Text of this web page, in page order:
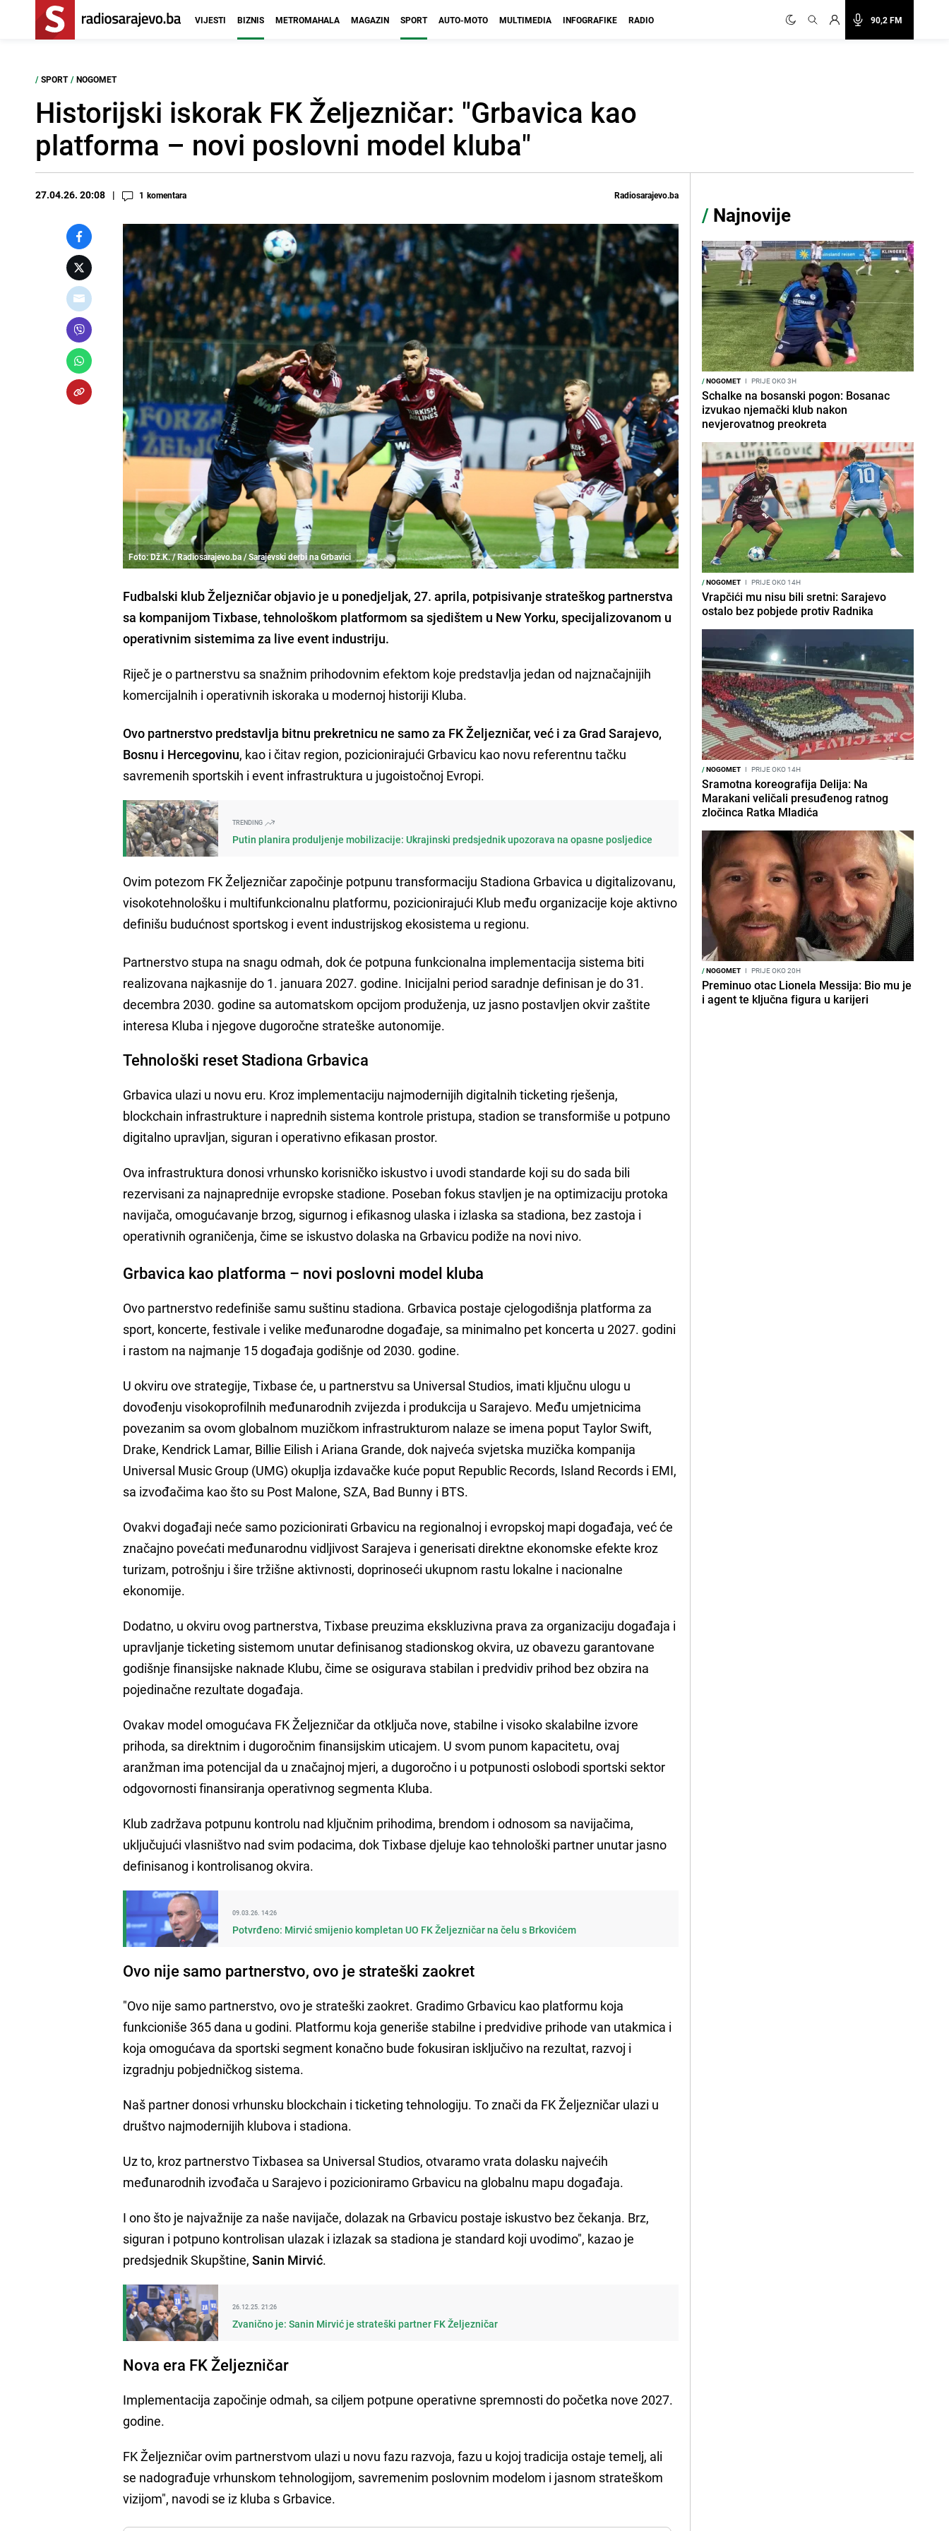
90,2 FM
VIJESTI BIZNIS METROMAHALA MAGAZIN SPORT AUTO-MOTO MULTIMEDIA INFOGRAFIKE RADIO
/ SPORT / NOGOMET
Historijski iskorak FK Željezničar: "Grbavica kao
platforma – novi poslovni model kluba"
27.04.26. 20:08 1 komentara Radiosarajevo.ba
Foto: Dž.K. / Radiosarajevo.ba / Sarajevski derbi na Grbavici
Fudbalski klub Željezničar objavio je u ponedjeljak, 27. aprila, potpisivanje strateškog partnerstva
sa kompanijom Tixbase, tehnološkom platformom sa sjedištem u New Yorku, specijalizovanom u
operativnim sistemima za live event industriju.
Riječ je o partnerstvu sa snažnim prihodovnim efektom koje predstavlja jedan od najznačajnijih
komercijalnih i operativnih iskoraka u modernoj historiji Kluba.
Ovo partnerstvo predstavlja bitnu prekretnicu ne samo za FK Željezničar, već i za Grad Sarajevo,
Bosnu i Hercegovinu, kao i čitav region, pozicionirajući Grbavicu kao novu referentnu tačku
savremenih sportskih i event infrastruktura u jugoistočnoj Evropi.
TRENDING
Putin planira produljenje mobilizacije: Ukrajinski predsjednik upozorava na opasne posljedice
Ovim potezom FK Željezničar započinje potpunu transformaciju Stadiona Grbavica u digitalizovanu,
visokotehnološku i multifunkcionalnu platformu, pozicionirajući Klub među organizacije koje aktivno
definišu budućnost sportskog i event industrijskog ekosistema u regionu.
Partnerstvo stupa na snagu odmah, dok će potpuna funkcionalna implementacija sistema biti
realizovana najkasnije do 1. januara 2027. godine. Inicijalni period saradnje definisan je do 31.
decembra 2030. godine sa automatskom opcijom produženja, uz jasno postavljen okvir zaštite
interesa Kluba i njegove dugoročne strateške autonomije.
Tehnološki reset Stadiona Grbavica
Grbavica ulazi u novu eru. Kroz implementaciju najmodernijih digitalnih ticketing rješenja,
blockchain infrastrukture i naprednih sistema kontrole pristupa, stadion se transformiše u potpuno
digitalno upravljan, siguran i operativno efikasan prostor.
Ova infrastruktura donosi vrhunsko korisničko iskustvo i uvodi standarde koji su do sada bili
rezervisani za najnaprednije evropske stadione. Poseban fokus stavljen je na optimizaciju protoka
navijača, omogućavanje brzog, sigurnog i efikasnog ulaska i izlaska sa stadiona, bez zastoja i
operativnih ograničenja, čime se iskustvo dolaska na Grbavicu podiže na novi nivo.
Grbavica kao platforma – novi poslovni model kluba
Ovo partnerstvo redefiniše samu suštinu stadiona. Grbavica postaje cjelogodišnja platforma za
sport, koncerte, festivale i velike međunarodne događaje, sa minimalno pet koncerta u 2027. godini
i rastom na najmanje 15 događaja godišnje od 2030. godine.
U okviru ove strategije, Tixbase će, u partnerstvu sa Universal Studios, imati ključnu ulogu u
dovođenju visokoprofilnih međunarodnih zvijezda i produkcija u Sarajevo. Među umjetnicima
povezanim sa ovom globalnom muzičkom infrastrukturom nalaze se imena poput Taylor Swift,
Drake, Kendrick Lamar, Billie Eilish i Ariana Grande, dok najveća svjetska muzička kompanija
Universal Music Group (UMG) okuplja izdavačke kuće poput Republic Records, Island Records i EMI,
sa izvođačima kao što su Post Malone, SZA, Bad Bunny i BTS.
Ovakvi događaji neće samo pozicionirati Grbavicu na regionalnoj i evropskoj mapi događaja, već će
značajno povećati međunarodnu vidljivost Sarajeva i generisati direktne ekonomske efekte kroz
turizam, potrošnju i šire tržišne aktivnosti, doprinoseći ukupnom rastu lokalne i nacionalne
ekonomije.
Dodatno, u okviru ovog partnerstva, Tixbase preuzima ekskluzivna prava za organizaciju događaja i
upravljanje ticketing sistemom unutar definisanog stadionskog okvira, uz obavezu garantovane
godišnje finansijske naknade Klubu, čime se osigurava stabilan i predvidiv prihod bez obzira na
pojedinačne rezultate događaja.
Ovakav model omogućava FK Željezničar da otključa nove, stabilne i visoko skalabilne izvore
prihoda, sa direktnim i dugoročnim finansijskim uticajem. U svom punom kapacitetu, ovaj
aranžman ima potencijal da u značajnoj mjeri, a dugoročno i u potpunosti oslobodi sportski sektor
odgovornosti finansiranja operativnog segmenta Kluba.
Klub zadržava potpunu kontrolu nad ključnim prihodima, brendom i odnosom sa navijačima,
uključujući vlasništvo nad svim podacima, dok Tixbase djeluje kao tehnološki partner unutar jasno
definisanog i kontrolisanog okvira.
09.03.26. 14:26
Potvrđeno: Mirvić smijenio kompletan UO FK Željezničar na čelu s Brkovićem
Ovo nije samo partnerstvo, ovo je strateški zaokret
"Ovo nije samo partnerstvo, ovo je strateški zaokret. Gradimo Grbavicu kao platformu koja
funkcioniše 365 dana u godini. Platformu koja generiše stabilne i predvidive prihode van utakmica i
koja omogućava da sportski segment konačno bude fokusiran isključivo na rezultat, razvoj i
izgradnju pobjedničkog sistema.
Naš partner donosi vrhunsku blockchain i ticketing tehnologiju. To znači da FK Željezničar ulazi u
društvo najmodernijih klubova i stadiona.
Uz to, kroz partnerstvo Tixbasea sa Universal Studios, otvaramo vrata dolasku najvećih
međunarodnih izvođača u Sarajevo i pozicioniramo Grbavicu na globalnu mapu događaja.
I ono što je najvažnije za naše navijače, dolazak na Grbavicu postaje iskustvo bez čekanja. Brz,
siguran i potpuno kontrolisan ulazak i izlazak sa stadiona je standard koji uvodimo", kazao je
predsjednik Skupštine,Sanin Mirvić.
26.12.25. 21:26
Zvanično je: Sanin Mirvić je strateški partner FK Željezničar
Nova era FK Željezničar
Implementacija započinje odmah, sa ciljem potpune operativne spremnosti do početka nove 2027.
godine.
FK Željezničar ovim partnerstvom ulazi u novu fazu razvoja, fazu u kojoj tradicija ostaje temelj, ali
se nadograđuje vrhunskom tehnologijom, savremenim poslovnim modelom i jasnom strateškom
vizijom", navodi se iz kluba s Grbavice.
/ Najnovije
/NOGOMET I PRIJE OKO 3H
Schalke na bosanski pogon: Bosanac
izvukao njemački klub nakon
nevjerovatnog preokreta
/NOGOMET I PRIJE OKO 14H
Vrapčići mu nisu bili sretni: Sarajevo
ostalo bez pobjede protiv Radnika
/NOGOMET I PRIJE OKO 14H
Sramotna koreografija Delija: Na
Marakani veličali presuđenog ratnog
zločinca Ratka Mladića
/NOGOMET I PRIJE OKO 20H
Preminuo otac Lionela Messija: Bio mu je
i agent te ključna figura u karijeri